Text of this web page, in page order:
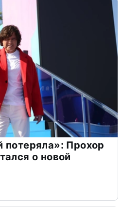
Прохор
о новой